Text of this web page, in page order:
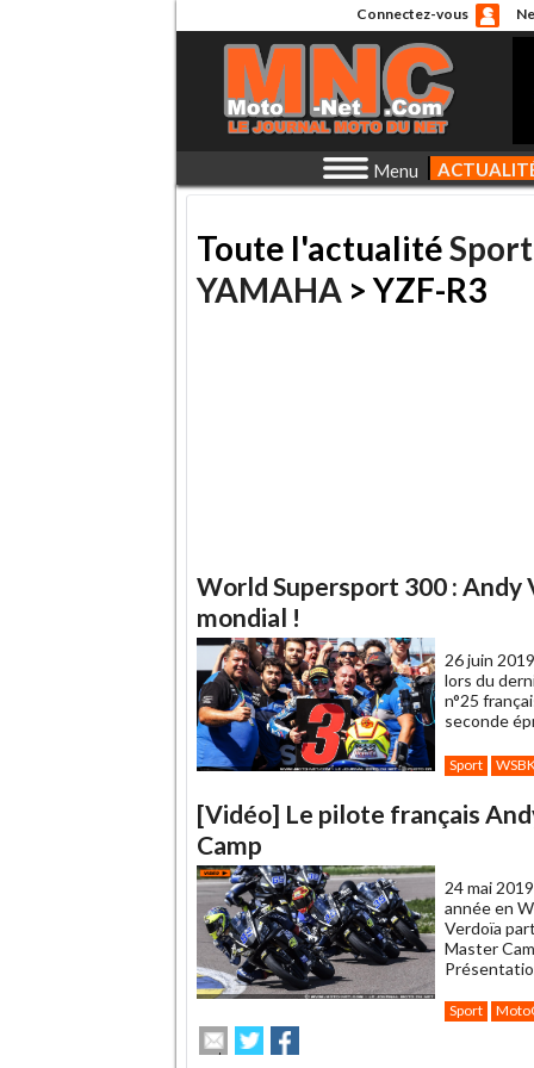
Connectez-vous
Menu
Toute l'actualitéSport
YAMAHA > YZF-R3
World Supersport 300 :
mondial !
26 juin
lors du
n°25
seconde
Sport WSBK
[Vidéo] Le pilote français
Camp
24 mai
année en
Verdoïa
Master
Sport
Envoyer
cet
Partager
sur
sur